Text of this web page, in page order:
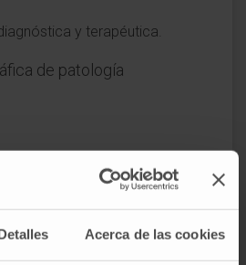
Acerca de las cookies
y terapéutica.
de patología